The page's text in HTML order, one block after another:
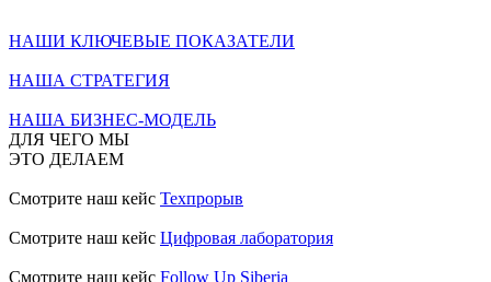
НАШИ КЛЮЧЕВЫЕ ПОКАЗАТЕЛИ
НАША СТРАТЕГИЯ
НАША БИЗНЕС-МОДЕЛЬ
ДЛЯ ЧЕГО МЫ
ЭТО ДЕЛАЕМ
Смотрите наш кейс Техпрорыв
Смотрите наш кейс Цифровая лаборатория
Смотрите наш кейс Follow Up Siberia